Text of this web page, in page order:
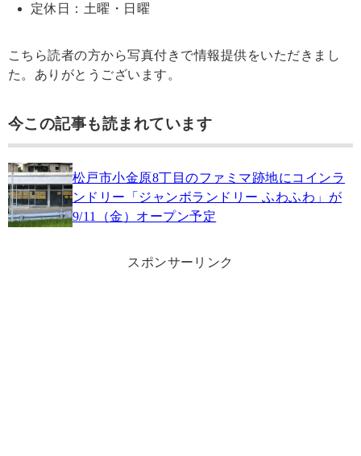
定休日：土曜・日曜
こちら読者の方から写真付きで情報提供をいただきまし
た。ありがとうございます。
今この記事も読まれています
松戸市小金原8丁目のファミマ跡地にコインラ
ンドリー「ジャンボランドリー ふわふわ」が
9/11（金）オープン予定
スポンサーリンク